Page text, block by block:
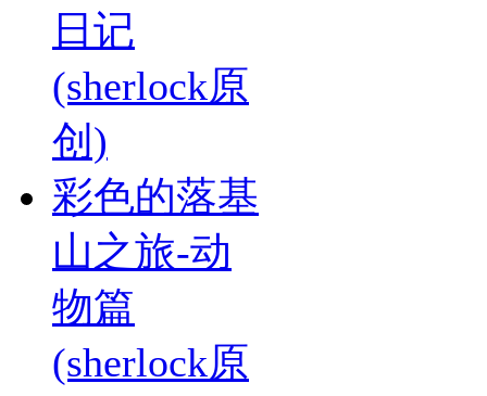
日记
(sherlock原
创)
彩色的落基
山之旅-动
物篇
(sherlock原